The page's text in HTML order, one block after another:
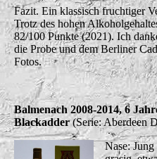
Fazit. Ein klassisch fruchtiger
Trotz des hohen
82/100 Punkte (2021). Ich
die Probe und dem Berliner
Fotos.
Balmenach 2008-2014, 6
Blackadder(Serie: Aberdeen
Nase: